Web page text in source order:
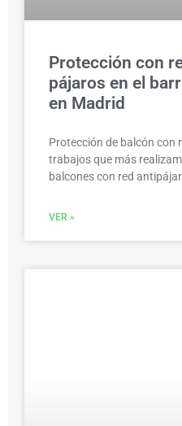
Protección con
pájaros en el
en Madrid
Protección de balcón con
trabajos que más
balcones con red
VER »